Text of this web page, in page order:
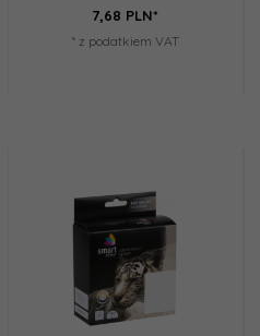
7,68 PLN*
* z podatkiem VAT